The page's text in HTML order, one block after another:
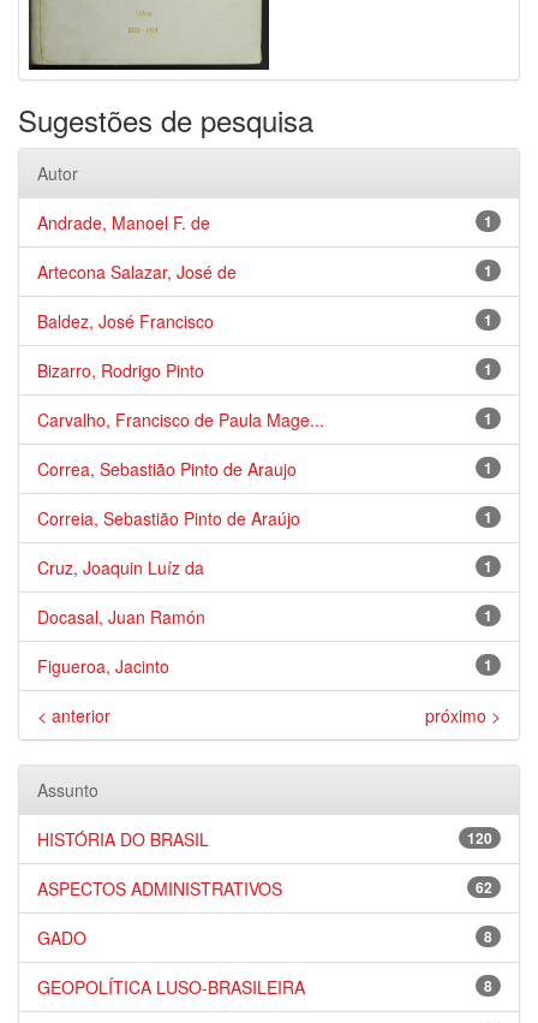
Sugestões de pesquisa
Autor
1
Andrade, Manoel F. de
1
Artecona Salazar, José de
1
Baldez, José Francisco
1
Bizarro, Rodrigo Pinto
1
Carvalho, Francisco de Paula Mage...
1
Correa, Sebastião Pinto de Araujo
1
Correia, Sebastião Pinto de Araújo
1
Cruz, Joaquin Luíz da
1
Docasal, Juan Ramón
1
Figueroa, Jacinto
< anterior próximo >
Assunto
120
HISTÓRIA DO BRASIL
62
ASPECTOS ADMINISTRATIVOS
8
GADO
8
GEOPOLÍTICA LUSO-BRASILEIRA